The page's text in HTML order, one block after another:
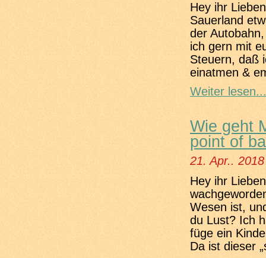
Hey ihr
Sauerland
der
ich gern mit
Steuern, daß
einatmen &
Weiter lesen...
Wie geht
point of
21. Apr.. 2018
Hey ihr
Wesen ist,
du Lust? Ich
füge ein
Da ist dieser